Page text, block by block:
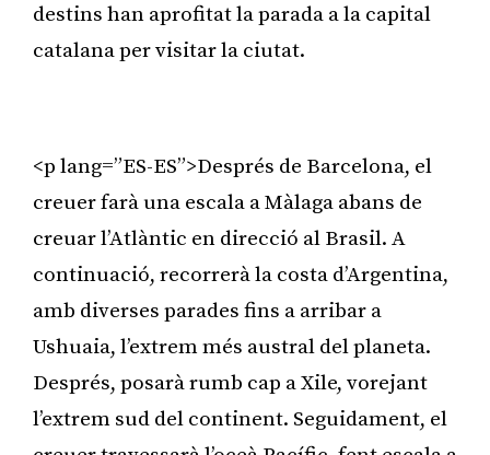
destins han aprofitat la parada a la capital
catalana per visitar la ciutat.
<p lang=”ES-ES”>Després de Barcelona, el
creuer farà una escala a Màlaga abans de
creuar l’Atlàntic en direcció al Brasil. A
continuació, recorrerà la costa d’Argentina,
amb diverses parades fins a arribar a
Ushuaia, l’extrem més austral del planeta.
Després, posarà rumb cap a Xile, vorejant
l’extrem sud del continent. Seguidament, el